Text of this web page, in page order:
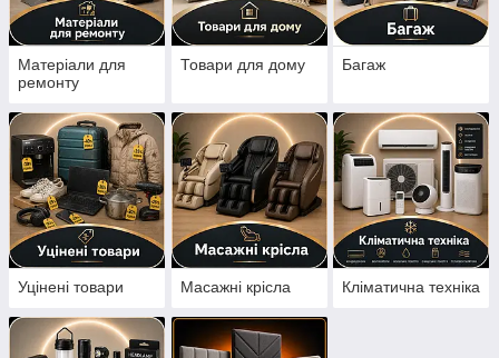
Матеріали для
ремонту
Товари для дому Багаж
Уцінені товари Масажні крісла Кліматична техніка